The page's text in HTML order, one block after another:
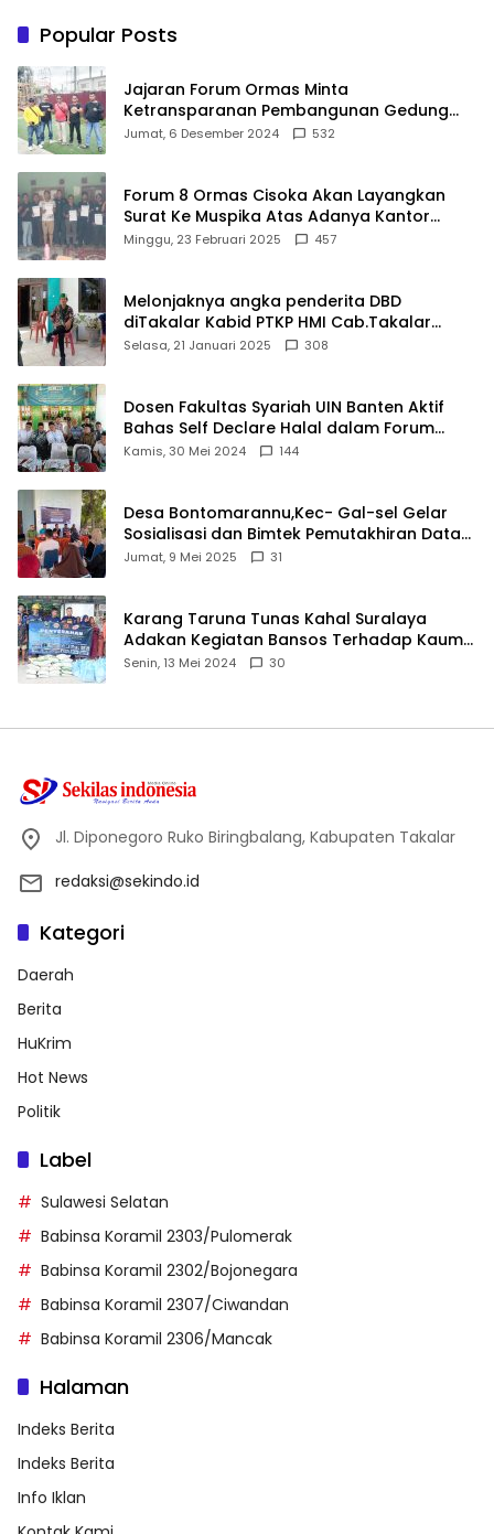
Sasaran
Popular Posts
Jajaran Forum Ormas Minta
Ketransparanan Pembangunan Gedung
Damkar Di Kecamatan Cisoka
Jumat, 6 Desember 2024 532
Forum 8 Ormas Cisoka Akan Layangkan
Surat Ke Muspika Atas Adanya Kantor
Matel di Cisoka
Minggu, 23 Februari 2025 457
Melonjaknya angka penderita DBD
diTakalar Kabid PTKP HMI Cab.Takalar
angkat bicara
Selasa, 21 Januari 2025 308
Dosen Fakultas Syariah UIN Banten Aktif
Bahas Self Declare Halal dalam Forum
Ijtima Ulama MUI
Kamis, 30 Mei 2024 144
Desa Bontomarannu,Kec- Gal-sel Gelar
Sosialisasi dan Bimtek Pemutakhiran Data
ID
Jumat, 9 Mei 2025 31
Karang Taruna Tunas Kahal Suralaya
Adakan Kegiatan Bansos Terhadap Kaum
Dhuafa dan Anak Yatim-Piatu
Senin, 13 Mei 2024 30
Jl. Diponegoro Ruko Biringbalang, Kabupaten Takalar
redaksi@sekindo.id
Kategori
Daerah
Berita
HuKrim
Hot News
Politik
Label
Sulawesi Selatan
Babinsa Koramil 2303/Pulomerak
Babinsa Koramil 2302/Bojonegara
Babinsa Koramil 2307/Ciwandan
Babinsa Koramil 2306/Mancak
Halaman
Indeks Berita
Indeks Berita
Info Iklan